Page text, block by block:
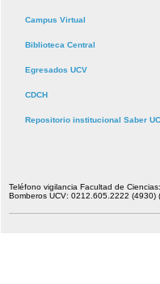
Campus Virtual
Biblioteca Central
Egresados UCV
CDCH
Repositorio institucional Saber
Teléfono vigilancia Facultad de
Bomberos UCV: 0212.605.2222 (4930)